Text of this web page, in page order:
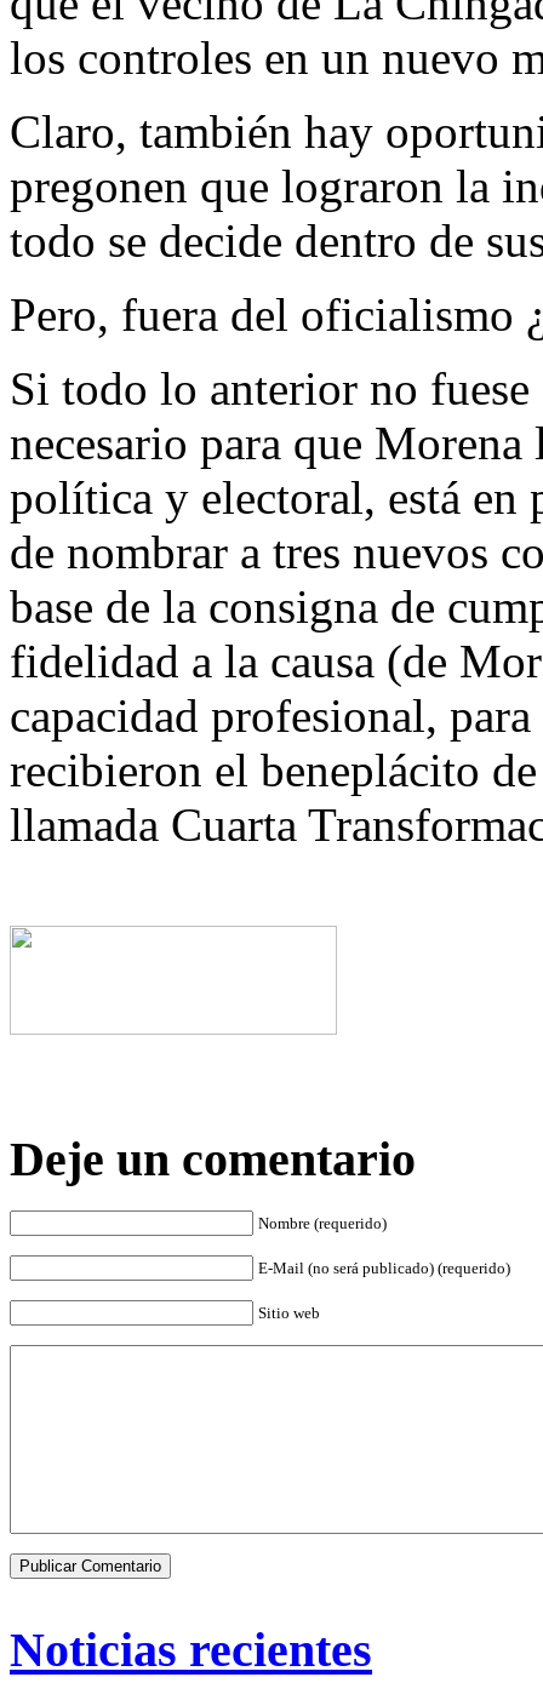
los controles en un nuevo
Claro, también hay
pregonen que lograron la
todo se decide dentro de
Pero, fuera del oficialismo
Si todo lo anterior no
necesario para que
política y electoral, está en
de nombrar a tres nuevos
base de la consigna de
fidelidad a la causa (de
capacidad profesional,
recibieron el beneplácito
llamada Cuarta
Deje un comentario
Nombre (requerido)
E-Mail (no será publicado) (requerido)
Sitio web
Noticias recientes